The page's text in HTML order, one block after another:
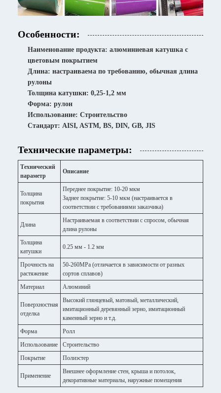
Особенности:
Наименование продукта: алюминиевая катушка с
цветовым покрытием
Длина: настраиваема по требованию, обычная длина
рулоны
Толщина катушки: 0,25-1,2 мм
Форма: рулон
Использование: Строительство
Стандарт: AISI, ASTM, BS, DIN, GB, JIS
Технические параметры:
Технический
параметр
Описание
Толщина
покрытия
Переднее покрытие: 10-20 мкм
Заднее покрытие: 5-10 мкм (настраивается в
соответствии с требованиями заказчика)
Длина
Настраиваемая в соответствии с спросом, обычная
длина рулоны
Толщина
катушки
0.25 мм - 1.2 мм
Прочность на
растяжение
50-260MPa (отличается в зависимости от разных
сортов сплавов)
Материал
Алюминий
Поверхностная
отделка
Высокий глянцевый, матовый, металлический,
имитационный деревянный зерно, имитационный
каменный зерно и т.д.
Форма
Ролл
Использование
Строительство
Покрытие
Полиэстер
Применение
Внешнее оформление стен, крыша и потолок,
декоративные материалы, наружные помещения